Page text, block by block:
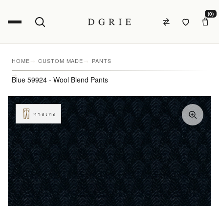
(0)
HOME CUSTOM MADE PANTS
Blue 59924 - Wool Blend Pants
กางเกง